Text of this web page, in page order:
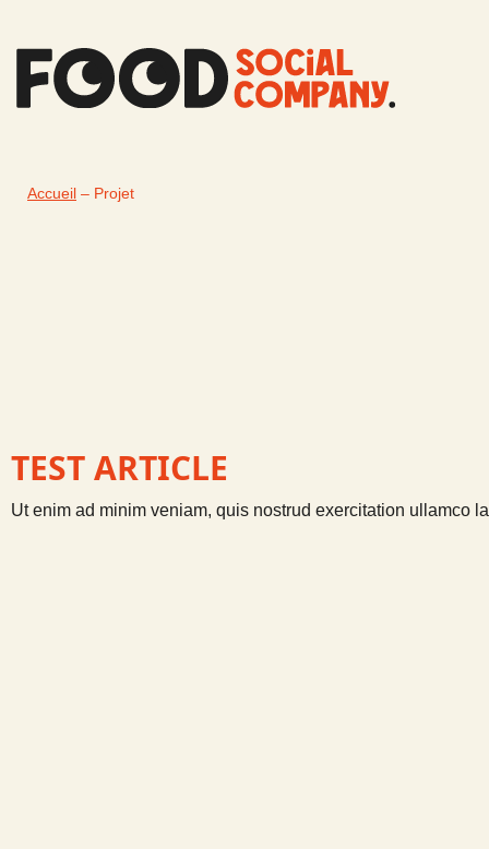
contenu
Accueil – Projet
TEST ARTICLE
Ut enim ad minim veniam, quis nostrud exercitation ullamco